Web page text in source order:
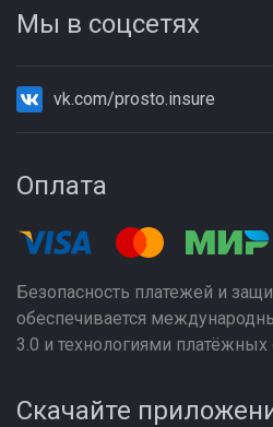
Мы в соцсетях
vk.com/prosto.insure
Оплата
Безопасность платежей и
обеспечивается
3.0 и технологиями платёжных
Скачайте